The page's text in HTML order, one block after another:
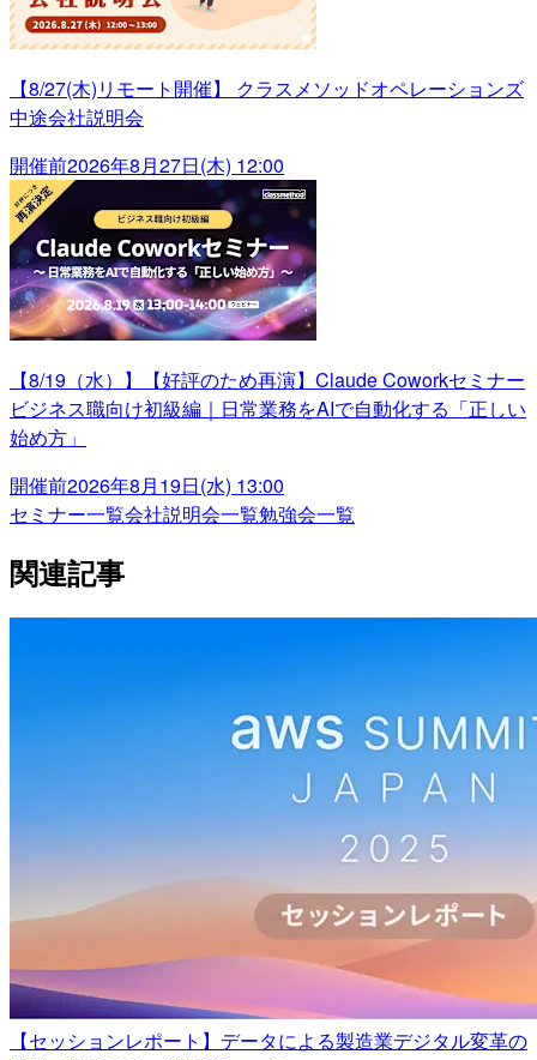
【8/27(木)リモート開催】 クラスメソッドオペレーションズ
中途会社説明会
開催前2026年8月27日(木) 12:00
【8/19（水）】【好評のため再演】Claude Coworkセミナー
ビジネス職向け初級編｜日常業務をAIで自動化する「正しい
始め方」
開催前2026年8月19日(水) 13:00
セミナー一覧会社説明会一覧勉強会一覧
関連記事
【セッションレポート】データによる製造業デジタル変革の